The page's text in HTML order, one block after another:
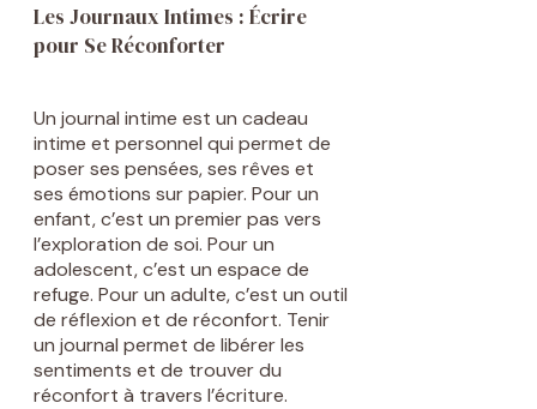
Les Journaux Intimes : Écrire
pour Se Réconforter
Un journal intime est un cadeau
intime et personnel qui permet de
poser ses pensées, ses rêves et
ses émotions sur papier. Pour un
enfant, c’est un premier pas vers
l’exploration de soi. Pour un
adolescent, c’est un espace de
refuge. Pour un adulte, c’est un outil
de réflexion et de réconfort. Tenir
un journal permet de libérer les
sentiments et de trouver du
réconfort à travers l’écriture.